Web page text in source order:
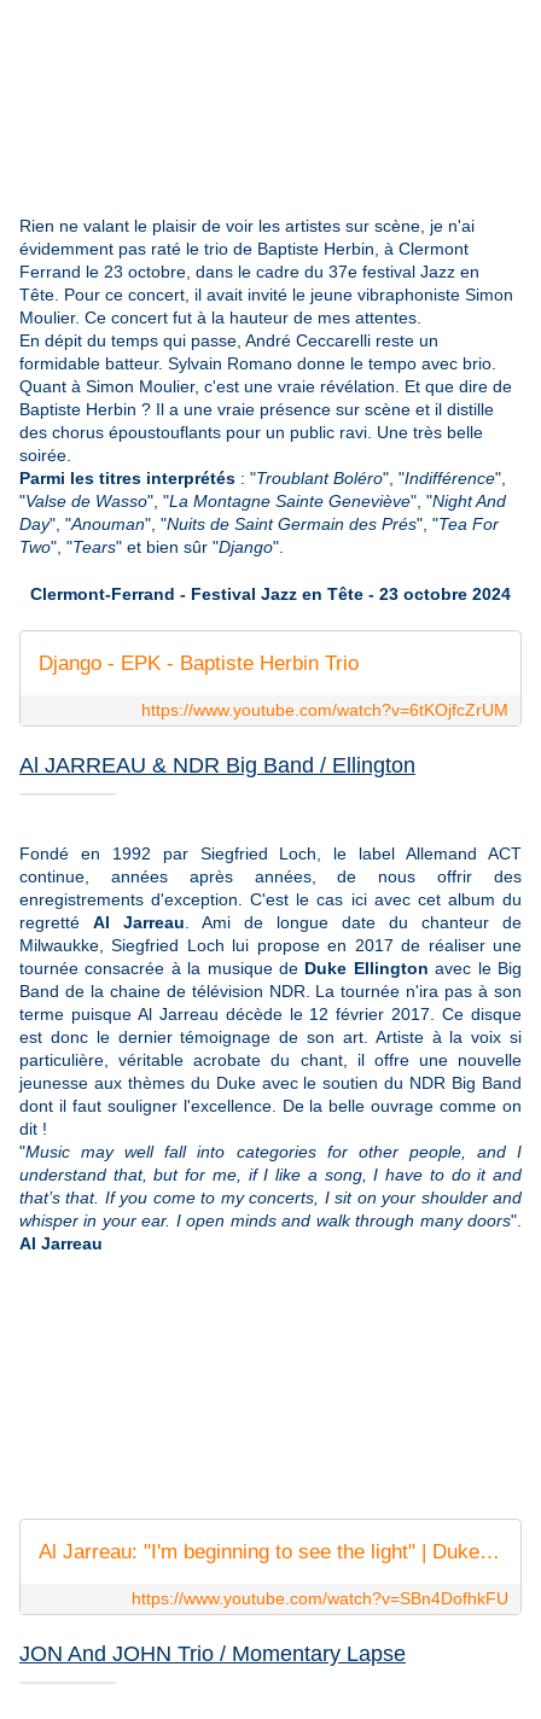
Rien ne valant le plaisir de voir les artistes sur scène, je n'ai
évidemment pas raté le trio de Baptiste Herbin, à Clermont
Ferrand le 23 octobre, dans le cadre du 37e festival Jazz en
Tête. Pour ce concert, il avait invité le jeune vibraphoniste Simon
Moulier. Ce concert fut à la hauteur de mes attentes.
En dépit du temps qui passe, André Ceccarelli reste un
formidable batteur. Sylvain Romano donne le tempo avec brio.
Quant à Simon Moulier, c'est une vraie révélation. Et que dire de
Baptiste Herbin ? Il a une vraie présence sur scène et il distille
des chorus époustouflants pour un public ravi. Une très belle
soirée.
Parmi les titres interprétés : "Troublant Boléro", "Indifférence",
"Valse de Wasso", "La Montagne Sainte Geneviève", "Night And
Day", "Anouman", "Nuits de Saint Germain des Prés", "Tea For
Two", "Tears" et bien sûr "Django".
Clermont-Ferrand - Festival Jazz en Tête - 23 octobre 2024
Django - EPK - Baptiste Herbin Trio
https://www.youtube.com/watch?v=6tKOjfcZrUM
Al JARREAU & NDR Big Band / Ellington
Fondé en 1992 par Siegfried Loch, le label Allemand ACT
continue, années après années, de nous offrir des
enregistrements d'exception. C'est le cas ici avec cet album du
regretté Al Jarreau . Ami de longue date du chanteur de
Milwaukke, Siegfried Loch lui propose en 2017 de réaliser une
tournée consacrée à la musique de Duke Ellington avec le Big
Band de la chaine de télévision NDR. La tournée n'ira pas à son
terme puisque Al Jarreau décède le 12 février 2017. Ce disque
est donc le dernier témoignage de son art. Artiste à la voix si
particulière, véritable acrobate du chant, il offre une nouvelle
jeunesse aux thèmes du Duke avec le soutien du NDR Big Band
dont il faut souligner l'excellence. De la belle ouvrage comme on
dit !
"Music may well fall into categories for other people, and I
understand that, but for me, if I like a song, I have to do it and
that’s that. If you come to my concerts, I sit on your shoulder and
whisper in your ear. I open minds and walk through many doors".
Al Jarreau
Al Jarreau: "I'm beginning to see the light" | Duke Ellington Songbook | NDR Bigband
https://www.youtube.com/watch?v=SBn4DofhkFU
JON And JOHN Trio / Momentary Lapse